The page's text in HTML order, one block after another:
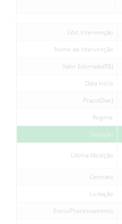
Cód. Intervenção
Nome da Intervenção
Valor Estimado(R$)
Data Início
Prazo(Dias)
Regime
Situação
Última Medição
Contrato
Licitação
Envio/Processamento